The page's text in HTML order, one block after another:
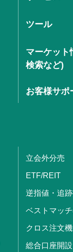
ツール
マーケット
検索など)
お客様サポ
立会外分売
ETF/REIT
逆指値・追
ベストマッ
クロス注文
総合口座開